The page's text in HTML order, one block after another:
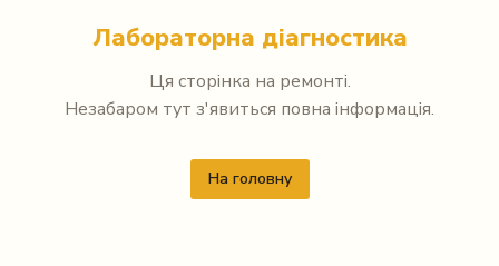
Лабораторна діагностика
Ця сторінка на ремонті.
Незабаром тут з'явиться повна інформація.
На головну
WhatsApp
Facebook Messenger